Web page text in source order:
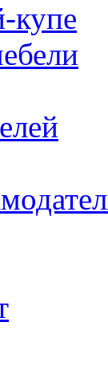
купе